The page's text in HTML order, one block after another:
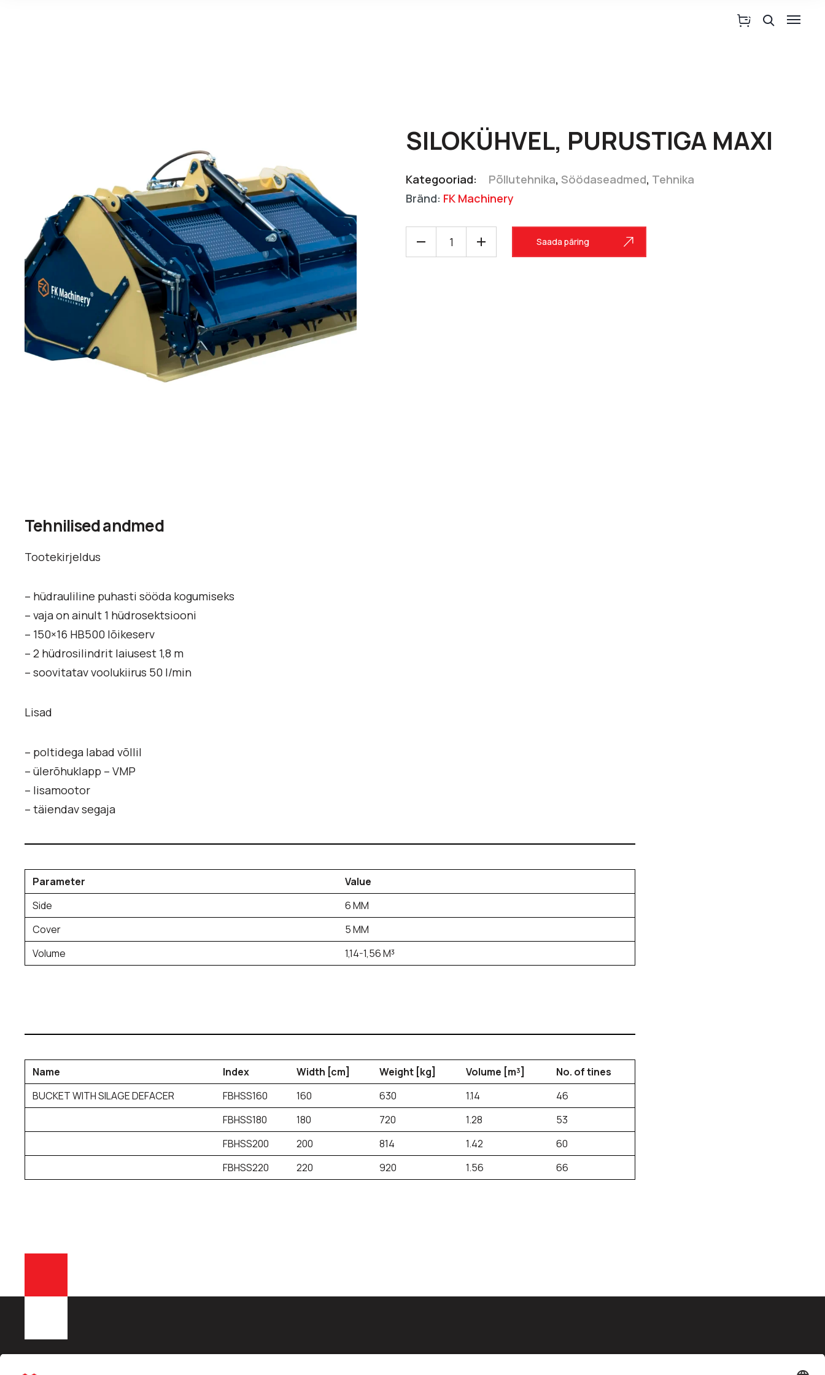
SILOKÜHVEL, PURUSTIGA MAXI
Kategooriad: Põllutehnika,Söödaseadmed, Tehnika
Bränd: FK Machinery
Saada päring
Tehnilised andmed
Tootekirjeldus
– hüdrauliline puhasti sööda kogumiseks
– vaja on ainult 1 hüdrosektsiooni
– 150×16 HB500 lõikeserv
– 2 hüdrosilindrit laiusest 1,8 m
– soovitatav voolukiirus 50 l/min
Lisad
– poltidega labad võllil
– ülerõhuklapp – VMP
– lisamootor
– täiendav segaja
Parameter
Value
Side
6 MM
Cover
5 MM
Volume
1,14-1,56 M³
Name Index Width [cm] Weight [kg] Volume [m³]
No. of tines
BUCKET WITH SILAGE DEFACER
FBHSS160 160 630 1.14
46
FBHSS180
180 720 1.28
53
FBHSS200
200 814 1.42
60
FBHSS220
220 920 1.56 66